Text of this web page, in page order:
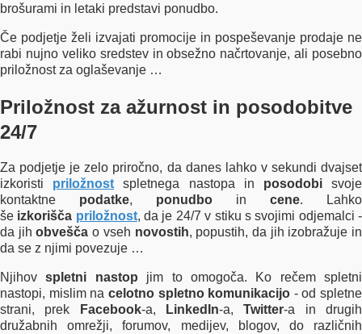
brošurami in letaki predstavi ponudbo.
Če podjetje želi izvajati promocije in pospeševanje prodaje ne
rabi nujno veliko sredstev in obsežno načrtovanje, ali posebno
priložnostza oglaševanje …
Priložnost za ažurnost in posodobitve
24/7
Za podjetje je zelo priročno, da danes lahko v sekundi dvajset
izkoristi priložnost spletnega nastopa in posodobisvoje
kontaktne podatke, ponudbo in cene. Lahko
še izkorišča priložnost, da je 24/7 v stiku s svojimi odjemalci -
da jihobvešča o vseh novostih, popustih, da jih izobražuje in
da se z njimi povezuje …
Njihovspletni nastop jim to omogoča. Ko rečem spletni
nastopi, mislim na celotno spletno komunikacijo - od spletne
strani, prek
Facebook-a, LinkedIn-a,Twitter-a in drugih
družabnih omrežji, forumov, medijev, blogov, do različnih